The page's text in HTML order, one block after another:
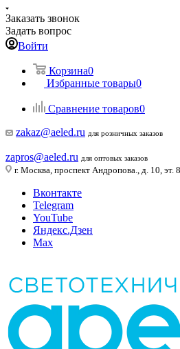
Заказать звонок
Задать вопрос
Войти
Корзина0
Избранные товары0
Сравнение товаров0
zakaz@aeled.ru для розничных заказов
zapros@aeled.ru для оптовых заказов
г. Москва, проспект Андропова., д. 10, эт. 8
Вконтакте
Telegram
YouTube
Яндекс.Дзен
Max